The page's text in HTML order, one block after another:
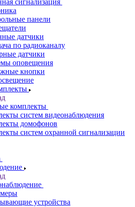
сигнализация
панели
датчики
по радиоканалу
датчики
оповещения
кнопки
комплекты
систем видеонаблюдения
домофонов
систем охранной сигнализации
устройства